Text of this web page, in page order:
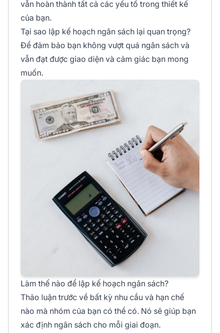
vẫn hoàn thành tất cả các yếu tố trong thiết kế
của bạn.
Tại sao lập kế hoạch ngân sách lại quan trọng?
Để đảm bảo bạn không vượt quá ngân sách và
vẫn đạt được giao diện và cảm giác bạn mong
muốn.
Làm thế nào để lập kế hoạch ngân sách?
Thảo luận trước về bất kỳ nhu cầu và hạn chế
nào mà nhóm của bạn có thể có. Nó sẽ giúp bạn
xác định ngân sách cho mỗi giai đoạn.